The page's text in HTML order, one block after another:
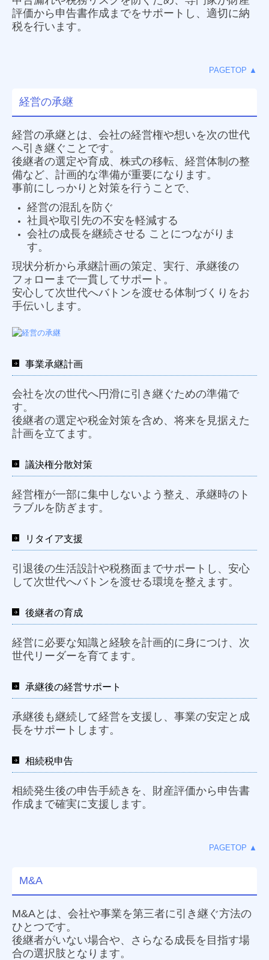
評価から申告書作成までをサポートし、適切に納
税を行います。
PAGETOP ▲
経営の承継
経営の承継とは、会社の経営権や想いを次の世代
へ引き継ぐことです。
後継者の選定や育成、株式の移転、経営体制の整
備など、計画的な準備が重要になります。
事前にしっかりと対策を行うことで、
経営の混乱を防ぐ
社員や取引先の不安を軽減する
会社の成長を継続させる ことにつながりま
す。
現状分析から承継計画の策定、実行、承継後の
フォローまで一貫してサポート。
安心して次世代へバトンを渡せる体制づくりをお
手伝いします。
事業承継計画
会社を次の世代へ円滑に引き継ぐための準備で
す。
後継者の選定や税金対策を含め、将来を見据えた
計画を立てます。
議決権分散対策
経営権が一部に集中しないよう整え、承継時のト
ラブルを防ぎます。
リタイア支援
引退後の生活設計や税務面までサポートし、安心
して次世代へバトンを渡せる環境を整えます。
後継者の育成
経営に必要な知識と経験を計画的に身につけ、次
世代リーダーを育てます。
承継後の経営サポート
承継後も継続して経営を支援し、事業の安定と成
長をサポートします。
相続税申告
相続発生後の申告手続きを、財産評価から申告書
作成まで確実に支援します。
PAGETOP ▲
M&A
M&Aとは、会社や事業を第三者に引き継 ぐ方法の
ひとつです。
後継者がいない場合や、さらなる成長を目指す場
合の選択肢となります。